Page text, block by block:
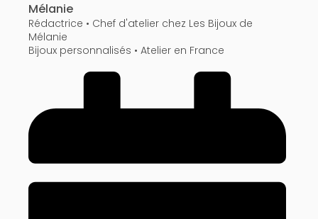
Mélanie
Rédactrice • Chef d'atelier chez Les Bijoux de
Mélanie
Bijoux personnalisés • Atelier en France